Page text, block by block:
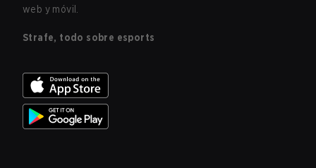
web y móvil.
Strafe, todo sobre esports